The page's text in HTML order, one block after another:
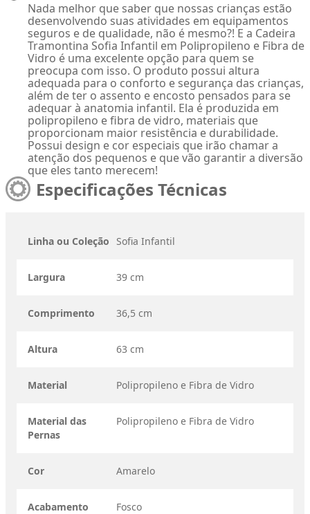
Nada melhor que saber que nossas crianças estão
desenvolvendo suas atividades em equipamentos
seguros e de qualidade, não é mesmo?! E a Cadeira
Tramontina Sofia Infantil em Polipropileno e Fibra de
Vidro é uma excelente opção para quem se
preocupa com isso. O produto possui altura
adequada para o conforto e segurança das crianças,
além de ter o assento e encosto pensados para se
adequar à anatomia infantil. Ela é produzida em
polipropileno e fibra de vidro, materiais que
proporcionam maior resistência e durabilidade.
Possui design e cor especiais que irão chamar a
atenção dos pequenos e que vão garantir a diversão
que eles tanto merecem!
Especificações Técnicas
Linha ou Coleção Sofia Infantil
Largura 39 cm
Comprimento 36,5 cm
Altura 63 cm
Material Polipropileno e Fibra de Vidro
Material das
Pernas
Polipropileno e Fibra de Vidro
Cor Amarelo
Acabamento Fosco